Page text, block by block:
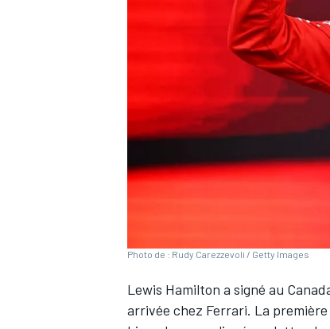
WEC
Photo de : Rudy Carezzevoli / Getty Images
Lewis Hamilton a signé au
arrivée chez Ferrari. La